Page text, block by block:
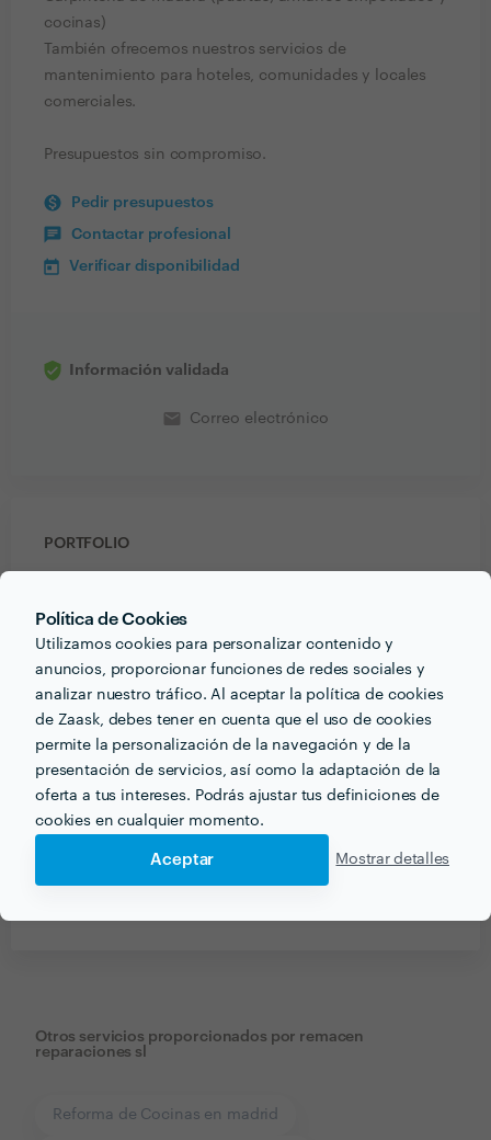
Política de Cookies
Utilizamos cookies para personalizar contenido y
anuncios, proporcionar funciones de redes sociales y
analizar nuestro tráfico. Al aceptar la política de cookies
de Zaask, debes tener en cuenta que el uso de cookies
permite la personalización de la navegación y de la
presentación de servicios, así como la adaptación de la
oferta a tus intereses. Podrás ajustar tus definiciones de
cookies en cualquier momento.
Aceptar Mostrar detalles
cocinas)
También ofrecemos nuestros servicios de
mantenimiento para hoteles, comunidades y locales
comerciales.
Presupuestos sin compromiso.
Pedir presupuestos
Contactar profesional
Verificar disponibilidad
Información validada
email Correo electrónico
PORTFOLIO
Recibe varias propuestas de profesionales como
Otros servicios proporcionados por remacen
reparaciones sl
Reforma de Cocinas en madrid